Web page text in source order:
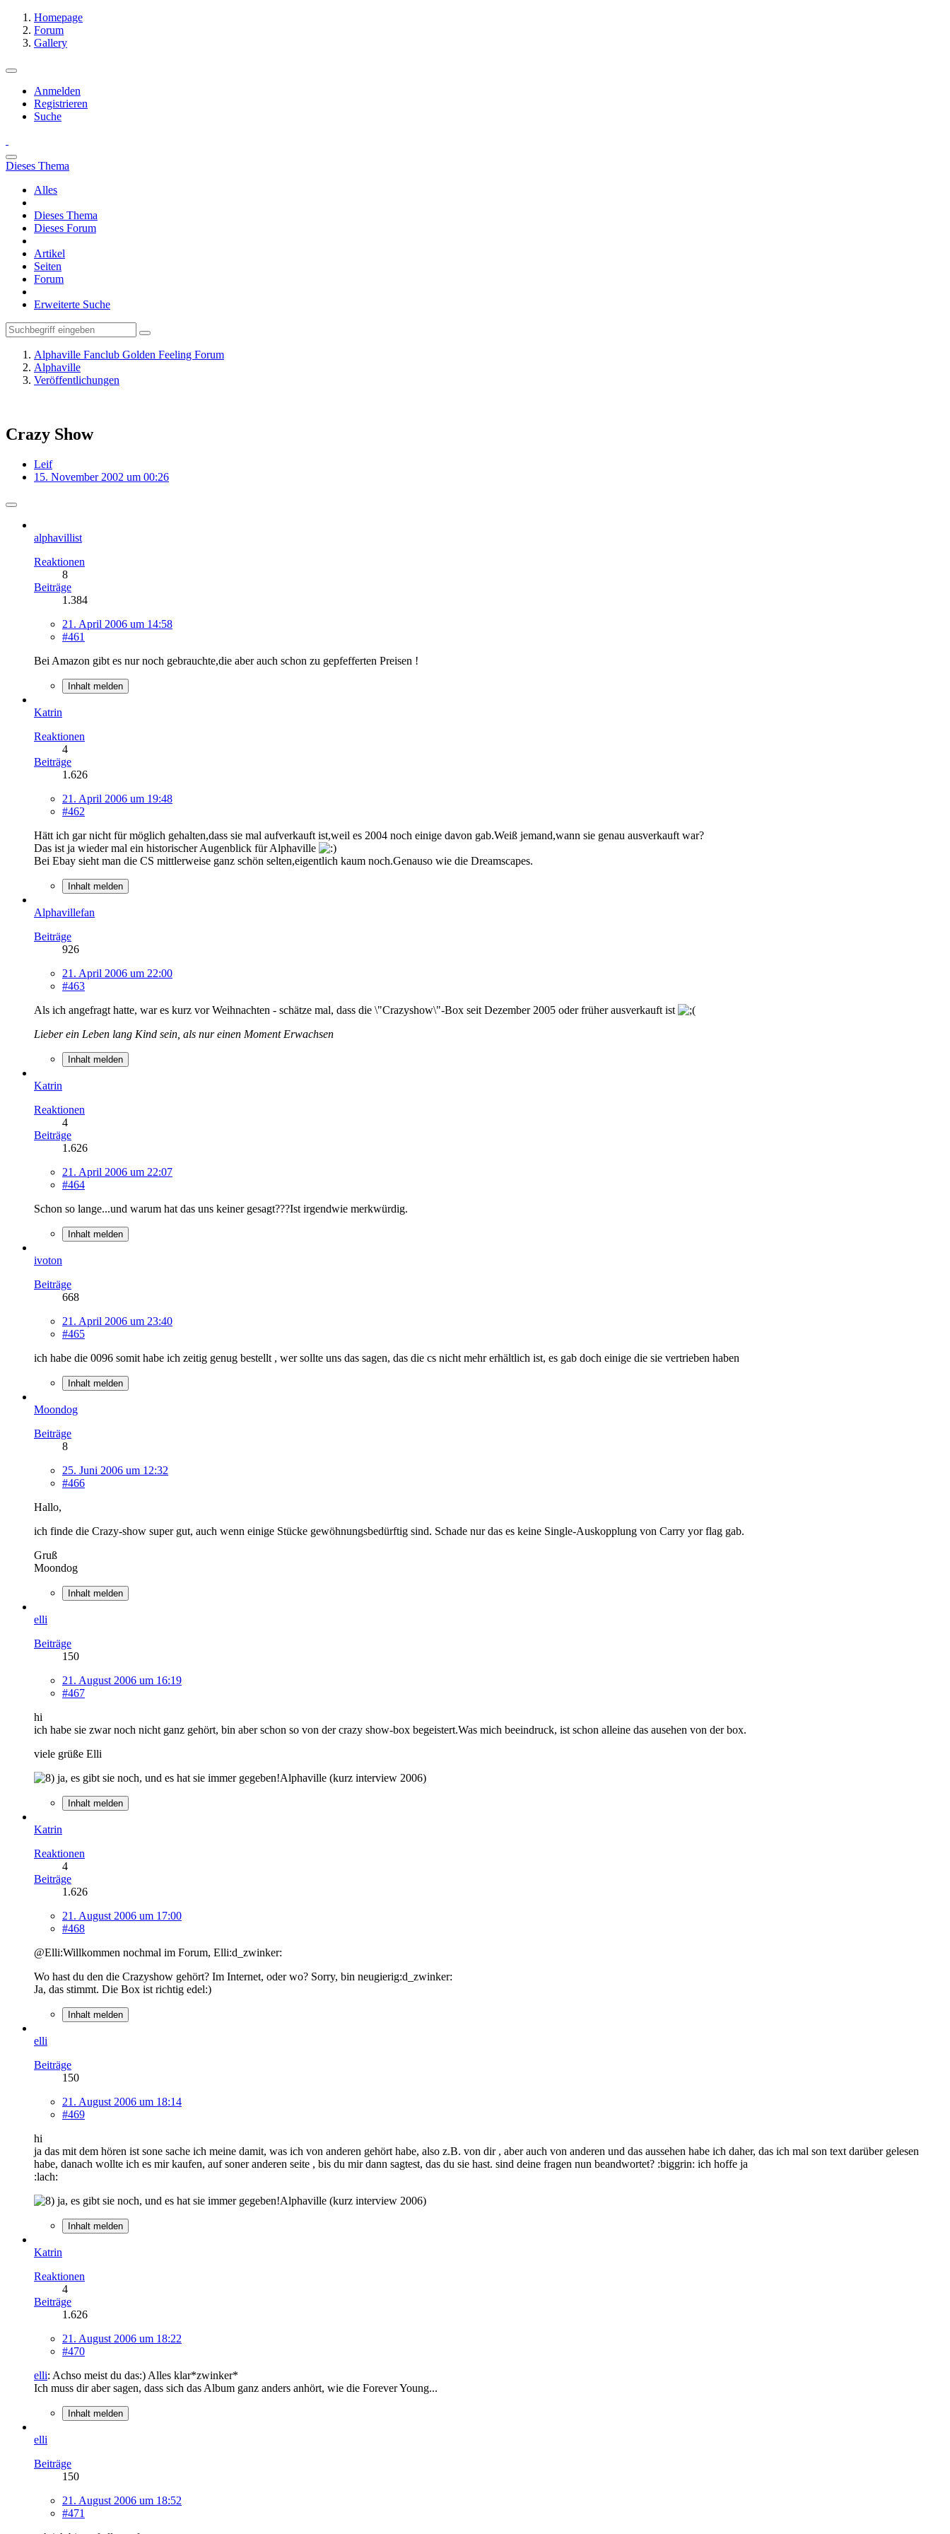
Homepage
Forum
Gallery
Anmelden
Registrieren
Suche
Dieses Thema
Alles
Dieses Thema
Dieses Forum
Artikel
Seiten
Forum
Erweiterte Suche
Alphaville Fanclub Golden Feeling Forum
Alphaville
Veröffentlichungen
Crazy Show
Leif
15. November 2002 um 00:26
alphavillist
Reaktionen
8
Beiträge
1.384
21. April 2006 um 14:58
#461
Bei Amazon gibt es nur noch gebrauchte,die aber auch schon zu gepfefferten Preisen !
Inhalt melden
Katrin
Reaktionen
4
Beiträge
1.626
21. April 2006 um 19:48
#462
Hätt ich gar nicht für möglich gehalten,dass sie mal aufverkauft ist,weil es 2004 noch einige davon gab.Weiß jemand,wann sie genau ausverkauft war?
Das ist ja wieder mal ein historischer Augenblick für Alphaville
Bei Ebay sieht man die CS mittlerweise ganz schön selten,eigentlich kaum noch.Genauso wie die Dreamscapes.
Inhalt melden
Alphavillefan
Beiträge
926
21. April 2006 um 22:00
#463
Als ich angefragt hatte, war es kurz vor Weihnachten - schätze mal, dass die \"Crazyshow\"-Box seit Dezember 2005 oder früher ausverkauft ist
Lieber ein Leben lang Kind sein, als nur einen Moment Erwachsen
Inhalt melden
Katrin
Reaktionen
4
Beiträge
1.626
21. April 2006 um 22:07
#464
Schon so lange...und warum hat das uns keiner gesagt???Ist irgendwie merkwürdig.
Inhalt melden
ivoton
Beiträge
668
21. April 2006 um 23:40
#465
ich habe die 0096 somit habe ich zeitig genug bestellt , wer sollte uns das sagen, das die cs nicht mehr erhältlich ist, es gab doch einige die sie vertrieben haben
Inhalt melden
Moondog
Beiträge
8
25. Juni 2006 um 12:32
#466
Hallo,
ich finde die Crazy-show super gut, auch wenn einige Stücke gewöhnungsbedürftig sind. Schade nur das es keine Single-Auskopplung von Carry yor flag gab.
Gruß
Moondog
Inhalt melden
elli
Beiträge
150
21. August 2006 um 16:19
#467
hi
ich habe sie zwar noch nicht ganz gehört, bin aber schon so von der crazy show-box begeistert.Was mich beeindruck, ist schon alleine das ausehen von der box.
viele grüße Elli
ja, es gibt sie noch, und es hat sie immer gegeben!Alphaville (kurz interview 2006)
Inhalt melden
Katrin
Reaktionen
4
Beiträge
1.626
21. August 2006 um 17:00
#468
@Elli:Willkommen nochmal im Forum, Elli:d_zwinker:
Wo hast du den die Crazyshow gehört? Im Internet, oder wo? Sorry, bin neugierig:d_zwinker:
Ja, das stimmt. Die Box ist richtig edel:)
Inhalt melden
elli
Beiträge
150
21. August 2006 um 18:14
#469
hi
ja das mit dem hören ist sone sache ich meine damit, was ich von anderen gehört habe, also z.B. von dir , aber auch von anderen und das aussehen habe ich daher, das ich mal son text darüber gelesen
habe, danach wollte ich es mir kaufen, auf soner anderen seite , bis du mir dann sagtest, das du sie hast. sind deine fragen nun beandwortet? :biggrin: ich hoffe ja
:lach:
ja, es gibt sie noch, und es hat sie immer gegeben!Alphaville (kurz interview 2006)
Inhalt melden
Katrin
Reaktionen
4
Beiträge
1.626
21. August 2006 um 18:22
#470
elli: Achso meist du das:) Alles klar*zwinker*
Ich muss dir aber sagen, dass sich das Album ganz anders anhört, wie die Forever Young...
Inhalt melden
elli
Beiträge
150
21. August 2006 um 18:52
#471